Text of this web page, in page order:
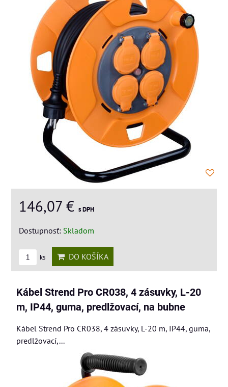
146,07 € s DPH
Dostupnosť: Skladom
ks DO KOŠÍKA
Kábel Strend Pro CR038, 4 zásuvky, L-20
m, IP44, guma, predlžovací, na bubne
Kábel Strend Pro CR038, 4 zásuvky, L-20 m, IP44, guma,
predlžovací,...